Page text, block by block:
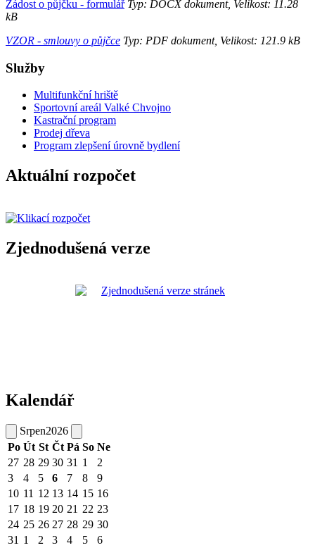
Žádost o půjčku - formulářTyp: DOCX dokument, Velikost: 11.28
kB
VZOR - smlouvy o půjčce Typ: PDF dokument, Velikost: 121.9 kB
Služby
Multifunkční hriště
Sportovní areál Valké Chvojno
Kastrační program
Prodej dřeva
Program zlepšení úrovně bydlení
Aktuální rozpočet
Zjednodušená verze
Kalendář
Srpen2026
Po Út St Čt Pá So Ne
27 28 29 30 31 1
2
3
4 5 6 7 8
9
10 11 12 13 14 15 16
17 18 19 20 21 22 23
24 25 26 27 28 29 30
31 1 2 3 4 5 6